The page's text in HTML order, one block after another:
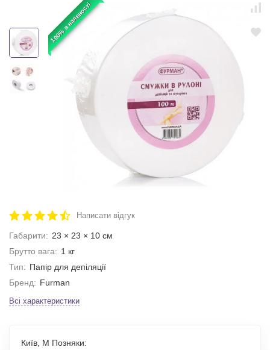
100% в наявності
Написати відгук
Габарити: 23 × 23 × 10 см
Брутто вага: 1 кг
Тип: Папір для депіляції
Бренд: Furman
Всі характеристики
Київ, М Позняки: